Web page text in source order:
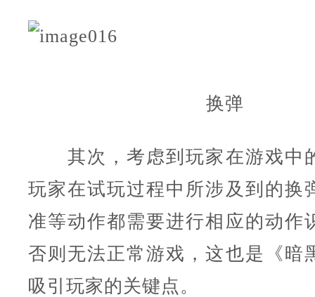
换弹
其次，考虑到玩家在游戏中
玩家在试玩过程中所涉及到的换
准等动作都需要进行相应的动作
否则无法正常游戏，这也是《暗
吸引玩家的关键点。